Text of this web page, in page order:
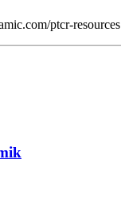
ptcr-resources